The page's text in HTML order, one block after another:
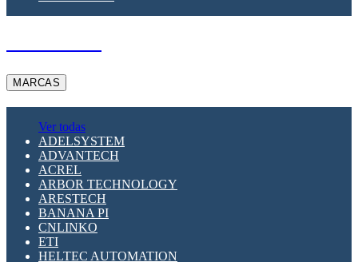
MARCAS
Ver todas
ADELSYSTEM
ADVANTECH
ACREL
ARBOR TECHNOLOGY
ARESTECH
BANANA PI
CNLINKO
ETI
HELTEC AUTOMATION